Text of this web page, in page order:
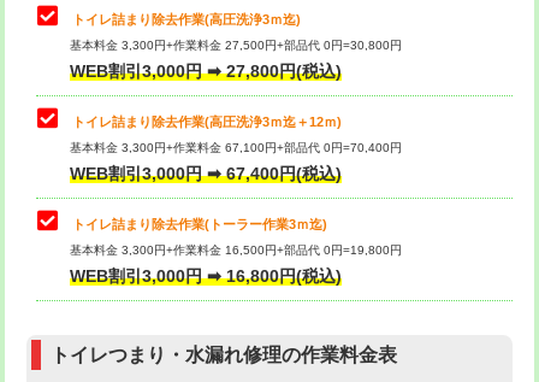
トイレ詰まり除去作業(高圧洗浄3ｍ迄)
基本料金 3,300円+作業料金 27,500円+部品代 0円=30,800円
WEB割引3,000円 ➡ 27,800円(税込)
トイレ詰まり除去作業(高圧洗浄3ｍ迄＋12ｍ)
基本料金 3,300円+作業料金 67,100円+部品代 0円=70,400円
WEB割引3,000円 ➡ 67,400円(税込)
トイレ詰まり除去作業(トーラー作業3ｍ迄)
基本料金 3,300円+作業料金 16,500円+部品代 0円=19,800円
WEB割引3,000円 ➡ 16,800円(税込)
トイレつまり・水漏れ修理の作業料金表